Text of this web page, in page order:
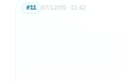
07/12/05 11:42
#11